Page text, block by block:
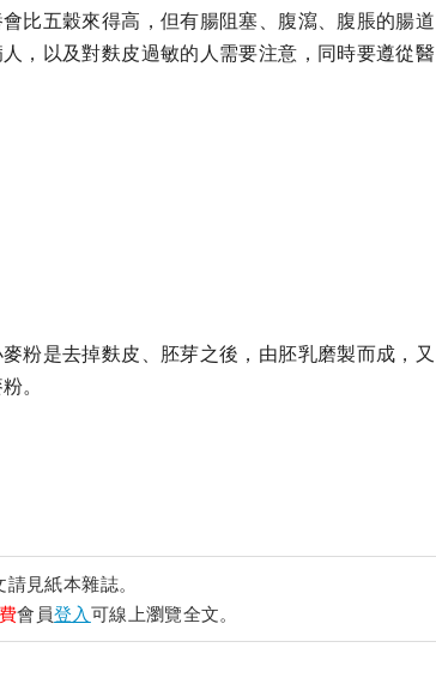
比五穀來得高，但有腸阻塞、腹瀉、腹脹的腸道
，以及對麩皮過敏的人需要注意，同時要遵從醫
粉是去掉麩皮、胚芽之後，由胚乳磨製而成，又
。
請見紙本雜誌。
會員登入 可線上瀏覽全文。